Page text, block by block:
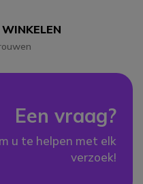
Een vraag?
u te helpen met elk
verzoek!